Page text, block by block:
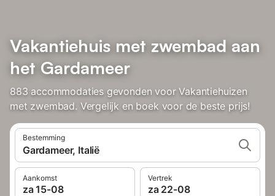
Vakantiehuis met zwembad aan
het Gardameer
883 accommodaties gevonden voor Vakantiehuizen
met zwembad. Vergelijk en boek voor de beste prijs!
Bestemming
Gardameer, Italië
Aankomst
za 15-08
Vertrek
za 22-08